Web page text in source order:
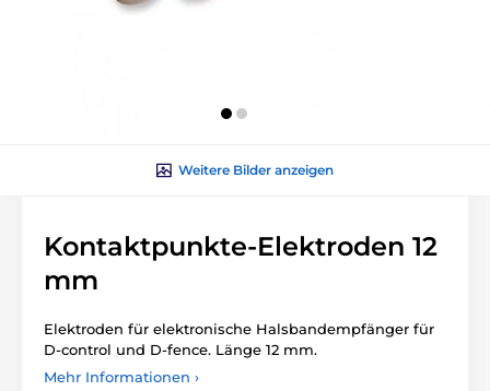
Weitere Bilder anzeigen
Kontaktpunkte-Elektroden 12
mm
Elektroden für elektronische Halsbandempfänger für
D-control und D-fence. Länge 12 mm.
Mehr Informationen ›